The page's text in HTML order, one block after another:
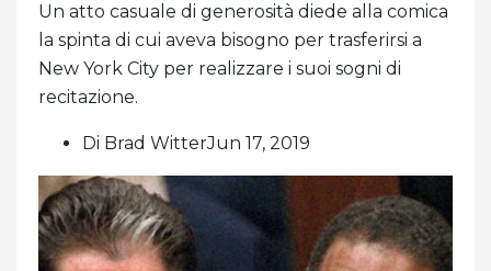
Un atto casuale di generosità diede alla comica
la spinta di cui aveva bisogno per trasferirsi a
New York City per realizzare i suoi sogni di
recitazione.
Di Brad WitterJun 17, 2019